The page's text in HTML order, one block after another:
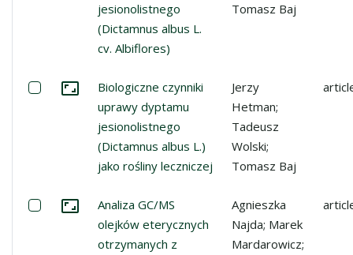
jesionolistnego
(Dictamnus albus L.
cv. Albiflores)
Tomasz Baj
Select: Biologiczne czynniki uprawy dyptamu
Go to the collection
Biologiczne czynniki
uprawy dyptamu
jesionolistnego
(Dictamnus albus L.)
jako rośliny leczniczej
Jerzy
Hetman;
Tadeusz
Wolski;
Tomasz Baj
Select: Analiza GC/MS olejków eterycznych
Go to the collection
Analiza GC/MS
olejków eterycznych
otrzymanych z
Agnieszka
Najda; Marek
Mardarowicz;